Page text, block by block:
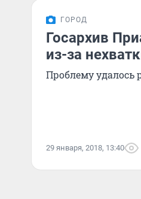
ГОРОД
Госархив
из-за
Проблему удалось
29 января, 2018, 13:40